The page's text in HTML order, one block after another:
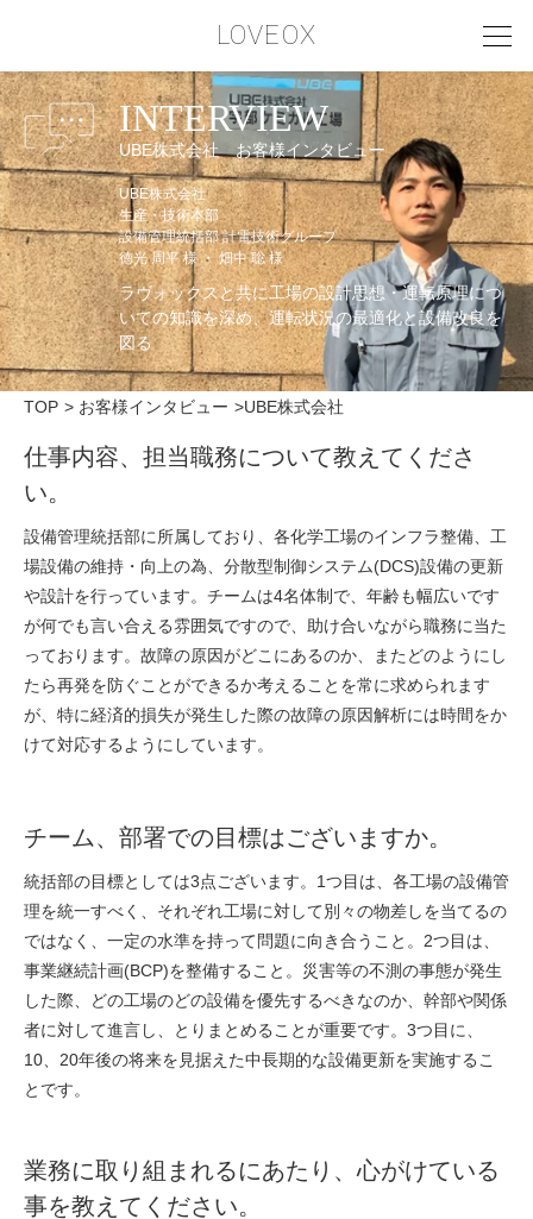
LOVEOX
PHILOSOPHY
フィロソフィー
COMPANY PROFILE
会社情報
SERVICE
サービス内容
INTERVIEW
お客様インタビュー
RECRUIT
採用情報
GREEN CHALLENGE
環境への取り組み
お問い合わせ / 発送先
INTERVIEW
UBE株式会社 お客様インタビュー
UBE株式会社
生産・技術本部
設備管理統括部 計電技術グループ
徳光 周平 様 ・ 畑中 聡 様
ラヴォックスと共に工場の設計思想・運転原理につ
いての知識を深め、運転状況の最適化と設備改良を
図る
TOP お客様インタビュー UBE株式会社
仕事内容、担当職務について教えてくださ
い。
設備管理統括部に所属しており、各化学工場のインフラ整備、工
場設備の維持・向上の為、分散型制御システム(DCS)設備の更新
や設計を行っています。チームは4名体制で、年齢も幅広いです
が何でも言い合える雰囲気ですので、助け合いながら職務に当た
っております。故障の原因がどこにあるのか、またどのようにし
たら再発を防ぐことができるか考えることを常に求められます
が、特に経済的損失が発生した際の故障の原因解析には時間をか
けて対応するようにしています。
チーム、部署での目標はございますか。
統括部の目標としては3点ございます。1つ目は、各工場の設備管
理を統一すべく、それぞれ工場に対して別々の物差しを当てるの
ではなく、一定の水準を持って問題に向き合うこと。2つ目は、
事業継続計画(BCP)を整備すること。災害等の不測の事態が発生
した際、どの工場のどの設備を優先するべきなのか、幹部や関係
者に対して進言し、とりまとめることが重要です。3つ目に、
10、20年後の将来を見据えた中長期的な設備更新を実施するこ
とです。
業務に取り組まれるにあたり、心がけている
事を教えてください。